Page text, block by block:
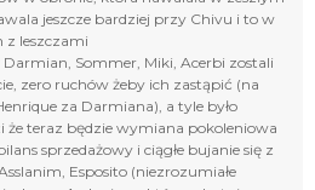
jeszcze bardziej przy Chivu i to w
z leszczami
Sommer, Miki, Acerbi zostali
zero ruchów żeby ich zastąpić (na
za Darmiana), a tyle było
że teraz będzie wymiana pokoleniowa
sprzedażowy i ciągłe bujanie się z
Esposito (niezrozumiałe